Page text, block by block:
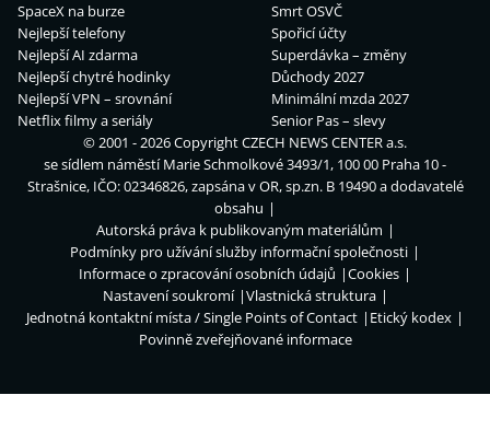
SpaceX na burze
Nejlepší telefony
Nejlepší AI zdarma
Nejlepší chytré hodinky
Nejlepší VPN – srovnání
Netflix filmy a seriály
Smrt OSVČ
Spořicí účty
Superdávka – změny
Důchody 2027
Minimální mzda 2027
Senior Pas – slevy
© 2001 - 2026 CopyrightCZECH NEWS CENTER a.s.
se sídlem náměstí Marie Schmolkové 3493/1, 100 00 Praha 10 -
Strašnice, IČO: 02346826, zapsána v OR, sp.zn. B 19490 a dodavatelé
obsahu
Autorská práva k publikovaným materiálům
Podmínky pro užívání služby informační společnosti
Informace o zpracování osobních údajů
Cookies
Nastavení soukromí
Vlastnická struktura
Jednotná kontaktní místa / Single Points of Contact
Etický kodex
Povinně zveřejňované informace